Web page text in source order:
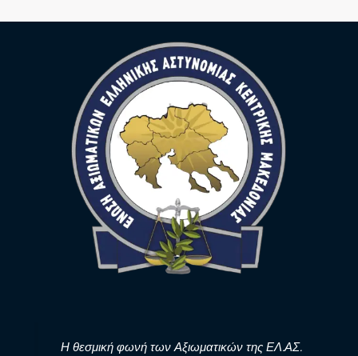
Η θεσμική φωνή των Αξιωματικών της ΕΛ.ΑΣ.